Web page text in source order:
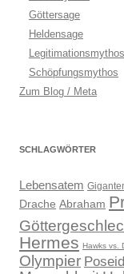
Göttersage
Heldensage
Legitimationsmythos
Schöpfungsmythos
Zum Blog / Meta
SCHLAGWÖRTER
Lebensatem
Drache Abraham
Hermes Hawks vs.
Olympier